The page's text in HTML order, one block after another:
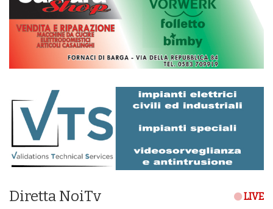
Diretta NoiTv LIVE